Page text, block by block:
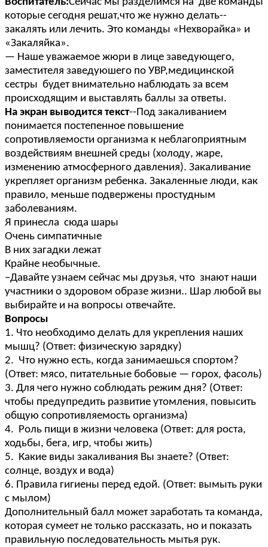
Воспитатель:Сейчас мы разделимся на две команды
которые сегодня решат,что же нужно делать--
закалять или лечить. Это команды «Нехворайка» и
«Закаляйка».
— Наше уважаемое жюри в лице заведующего,
заместителя заведуюшего по УВР,медицинской
сестры будет внимательно наблюдать за всем
происходящим и выставлять баллы за ответы.
На экран выводится текст--Под закаливанием
понимается постепенное повышение
сопротивляемости организма к неблагоприятным
воздействиям внешней среды (холоду, жаре,
изменению атмосферного давления). Закаливание
укрепляет организм ребенка. Закаленные люди, как
правило, меньше подвержены простудным
заболеваниям.
Я принесла сюда шары
Очень симпатичные
В них загадки лежат
Крайне необычные.
–Давайте узнаем сейчас мы друзья, что знают наши
участники о здоровом образе жизни.. Шар любой вы
выбирайте и на вопросы отвечайте.
Вопросы
1. Что необходимо делать для укрепления наших
мышц? (Ответ: физическую зарядку)
2. Что нужно есть, когда занимаешься спортом?
(Ответ: мясо, питательные бобовые — горох, фасоль)
3. Для чего нужно соблюдать режим дня? (Ответ:
чтобы предупредить развитие утомления, повысить
общую сопротивляемость организма)
4. Роль пищи в жизни человека (Ответ: для роста,
ходьбы, бега, игр, чтобы жить)
5. Какие виды закаливания Вы знаете? (Ответ:
солнце, воздух и вода)
6. Правила гигиены перед едой. (Ответ: вымыть руки
с мылом)
Дополнительный балл может заработать та команда,
которая сумеет не только рассказать, но и показать
правильную последовательность мытья рук.